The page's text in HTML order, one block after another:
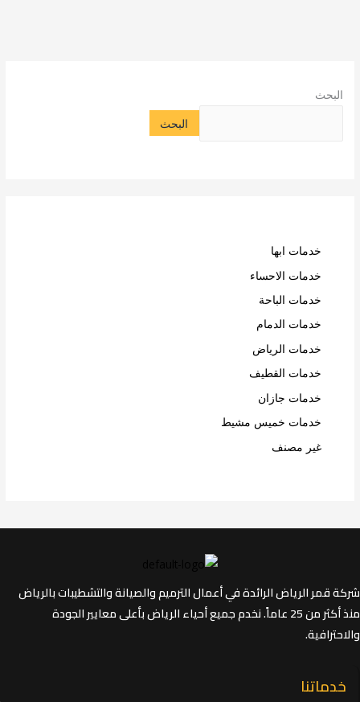
البحث
البحث
خدمات ابها
خدمات الاحساء
خدمات الباحة
خدمات الدمام
خدمات الرياض
خدمات القطيف
خدمات جازان
خدمات خميس مشيط
غير مصنف
شركة قمر الرياض الرائدة في أعمال الترميم والصيانة والتشطيبات بالرياض
منذ أكثر من 25 عاماً. نخدم جميع أحياء الرياض بأعلى معايير الجودة
والاحترافية.
خدماتنا